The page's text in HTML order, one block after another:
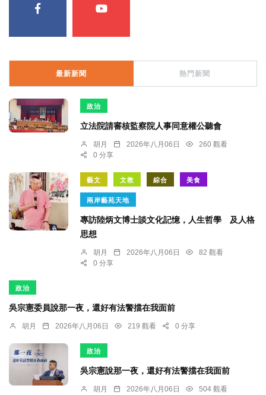
最新新聞 熱門新聞
政治
立法院請審核監察院人事同意權公聽會
胡月 2026年八月06日
260 觀看
0 分享
藝文 文教 綜合 美食
兩岸藝苑天地
專訪陸炳文博士談文化記憶，人生哲學 及人格
思想
胡月 2026年八月06日
82 觀看
0 分享
政治
吳宗憲委員說那一夜，還好有法警擋在我面前
胡月 2026年八月06日 219 觀看 0 分享
政治
吳宗憲說那一夜，還好有法警擋在我面前
胡月 2026年八月06日
504 觀看